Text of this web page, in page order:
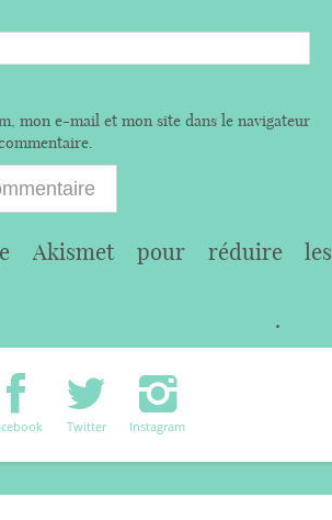
mon e-mail et mon site dans le navigateur
Akismet pour réduire les
.
Twitter Instagram